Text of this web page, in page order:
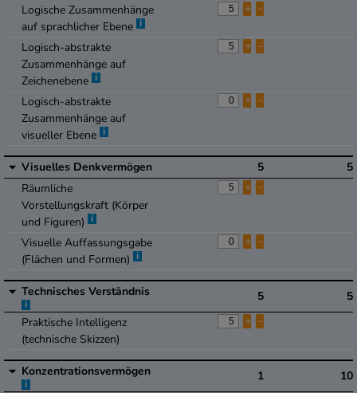
Logische Zusammenhänge
auf sprachlicher Ebene i
+ -
Logisch-abstrakte
Zusammenhänge auf
Zeichenebene i
+ -
Logisch-abstrakte
Zusammenhänge auf
visueller Ebene i
+ -
Visuelles Denkvermögen 5
5
Räumliche
Vorstellungskraft (Körper
und Figuren) i
+ -
Visuelle Auffassungsgabe
(Flächen und Formen) i
+ -
Technisches Verständnis
i
5
5
Praktische Intelligenz
(technische Skizzen)
+ -
Konzentrationsvermögen
i
1
10